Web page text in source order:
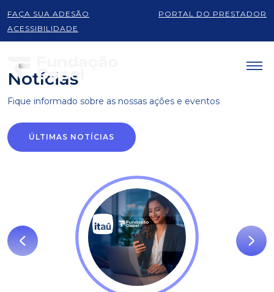
FAÇA SUA ADESÃO
PORTAL DO PRESTADOR
ACESSIBILIDADEProdutos e serviços
Notícias
Fique informado sobre as nossas ações e eventos
ÚLTIMAS NOTÍCIAS